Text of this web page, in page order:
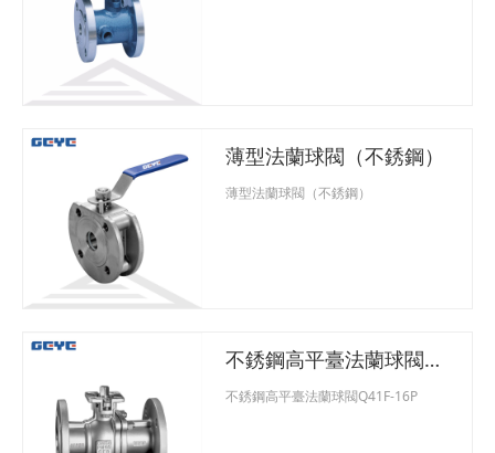
薄型法蘭球閥（不銹鋼）
薄型法蘭球閥（不銹鋼）
不銹鋼高平臺法蘭球閥
Q41F-16P
不銹鋼高平臺法蘭球閥Q41F-16P